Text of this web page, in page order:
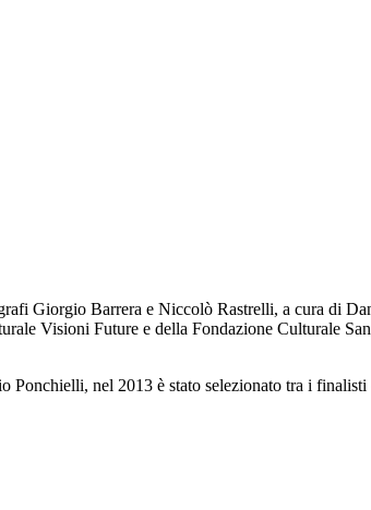
Giorgio Barrera e Niccolò Rastrelli, a cura di
Visioni Future e della Fondazione Culturale
Ponchielli, nel 2013 è stato selezionato tra i